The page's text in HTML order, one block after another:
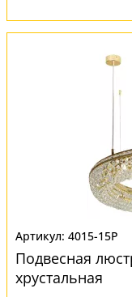
4015-15P
Подвесная
хрустальная